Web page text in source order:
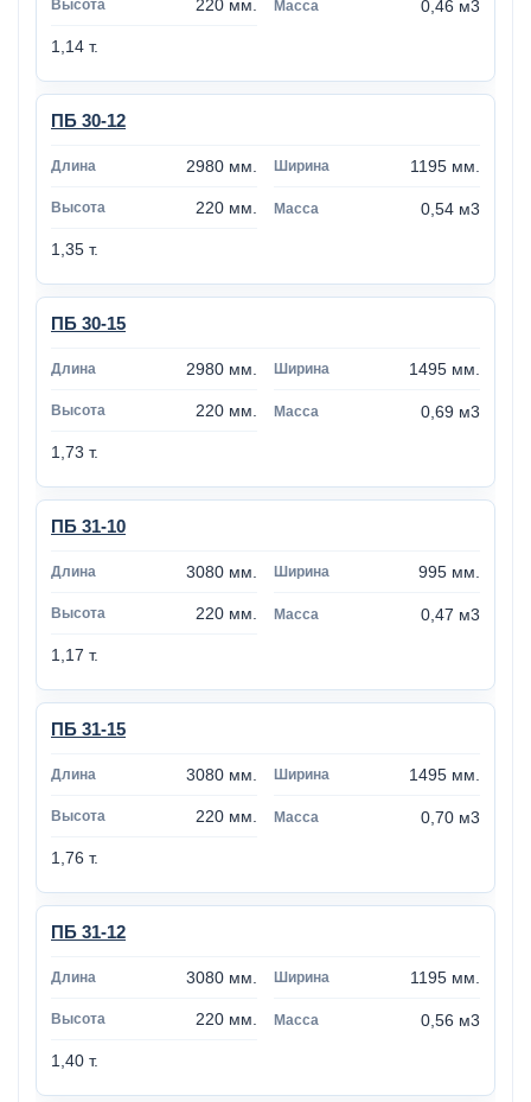
220 мм. 0,46 м3
1,14 т.
ПБ 30-12
2980 мм. 1195 мм.
220 мм. 0,54 м3
1,35 т.
ПБ 30-15
2980 мм. 1495 мм.
220 мм. 0,69 м3
1,73 т.
ПБ 31-10
3080 мм. 995 мм.
220 мм. 0,47 м3
1,17 т.
ПБ 31-15
3080 мм. 1495 мм.
220 мм. 0,70 м3
1,76 т.
ПБ 31-12
3080 мм. 1195 мм.
220 мм. 0,56 м3
1,40 т.